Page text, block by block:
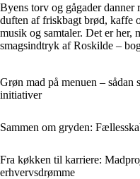
Byens torv og gågader
duften af friskbagt brød, kaffe
musik og samtaler. Det er her,
smagsindtryk af Roskilde –
Grøn mad på menuen –
initiativer
Sammen om gryden:
Fra køkken til karriere:
erhvervsdrømme